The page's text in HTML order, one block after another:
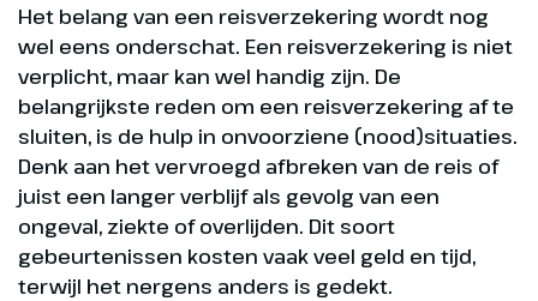
Het belang van een reisverzekering wordt nog
wel eens onderschat. Een reisverzekering is niet
verplicht, maar kan wel handig zijn. De
belangrijkste reden om een reisverzekering af te
sluiten, is de hulp in onvoorziene (nood)situaties.
Denk aan het vervroegd afbreken van de reis of
juist een langer verblijf als gevolg van een
ongeval, ziekte of overlijden. Dit soort
gebeurtenissen kosten vaak veel geld en tijd,
terwijl het nergens anders is gedekt.